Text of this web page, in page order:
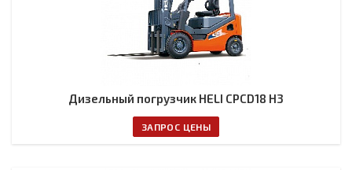
Дизельный погрузчик HELI CPCD18 H3
ЗАПРОС ЦЕНЫ